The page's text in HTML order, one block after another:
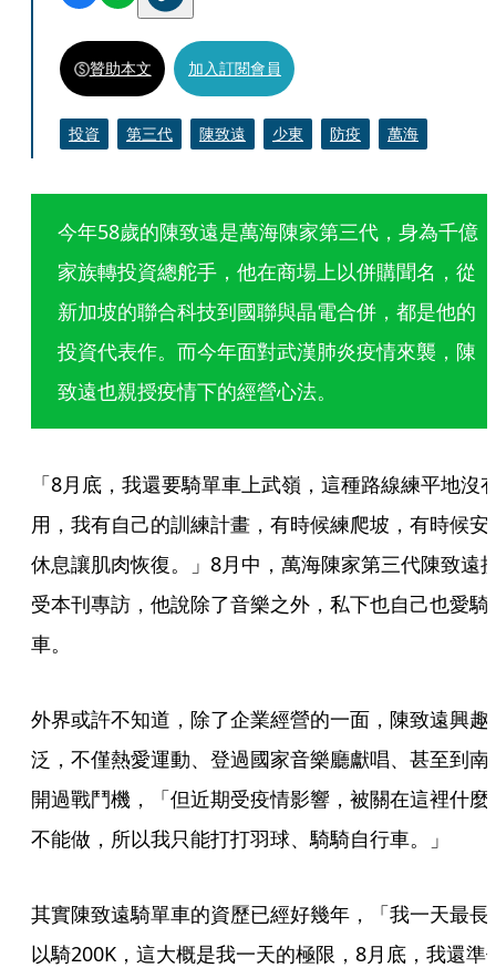
贊助本文 加入訂閱會員
投資 第三代 陳致遠 少東 防疫 萬海
今年58歲的陳致遠是萬海陳家第三代，身為千億
家族轉投資總舵手，他在商場上以併購聞名，從
新加坡的聯合科技到國聯與晶電合併，都是他的
投資代表作。而今年面對武漢肺炎疫情來襲，陳
致遠也親授疫情下的經營心法。
「8月底，我還要騎單車上武嶺，這種路線練平地沒
用，我有自己的訓練計畫，有時候練爬坡，有時候安
休息讓肌肉恢復。」8月中，萬海陳家第三代陳致遠
受本刊專訪，他說除了音樂之外，私下也自己也愛騎
車。
外界或許不知道，除了企業經營的一面，陳致遠興趣
泛，不僅熱愛運動、登過國家音樂廳獻唱、甚至到南
開過戰鬥機，「但近期受疫情影響，被關在這裡什麼
不能做，所以我只能打打羽球、騎騎自行車。」
其實陳致遠騎單車的資歷已經好幾年，「我一天最長
以騎200K，這大概是我一天的極限，8月底，我還準